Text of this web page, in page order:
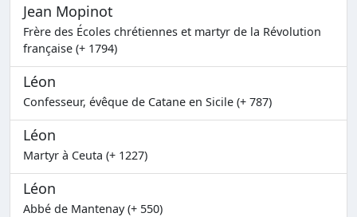
Jean Mopinot
Frère des Écoles chrétiennes et martyr de la Révolution
française (+ 1794)
Léon
Confesseur, évêque de Catane en Sicile (+ 787)
Léon
Martyr à Ceuta (+ 1227)
Léon
Abbé de Mantenay (+ 550)